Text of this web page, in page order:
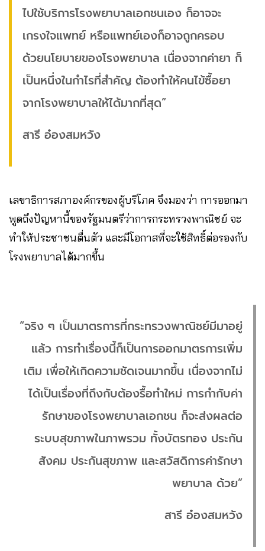
ไปใช้บริการโรงพยาบาลเอกชนเอง ก็อาจจะ
เกรงใจแพทย์ หรือแพทย์เองก็อาจถูกครอบ
ด้วยนโยบายของโรงพยาบาล เนื่องจากค่ายา ก็
เป็นหนึ่งในกำไรที่สำคัญ ต้องทำให้คนไข้ซื้อยา
จากโรงพยาบาลให้ได้มากที่สุด”
สารี อ๋องสมหวัง
เลขาธิการสภาองค์กรของผู้บริโภค จึงมองว่า การออกมา
พูดถึงปัญหานี้ของรัฐมนตรีว่าการกระทรวงพาณิชย์ จะ
ทำให้ประชาชนตื่นตัว และมีโอกาสที่จะใช้สิทธิ์ต่อรองกับ
โรงพยาบาลได้มากขึ้น
“จริง ๆ เป็นมาตรการที่กระทรวงพาณิชย์มีมาอยู่
แล้ว การทำเรื่องนี้ก็เป็นการออกมาตรการเพิ่ม
เติม เพื่อให้เกิดความชัดเจนมากขึ้น เนื่องจากไม่
ได้เป็นเรื่องที่ถึงกับต้องรื้อทำใหม่ การกำกับค่า
รักษาของโรงพยาบาลเอกชน ก็จะส่งผลต่อ
ระบบสุขภาพในภาพรวม ทั้งบัตรทอง ประกัน
สังคม ประกันสุขภาพ และสวัสดิการค่ารักษา
พยาบาล ด้วย”
สารี อ๋องสมหวัง